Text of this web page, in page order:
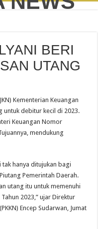
BERI
UTANG
Kementerian Keuangan
untuk debitur kecil di 2023.
Keuangan Nomor
mendukung
hanya ditujukan bagi
Pemerintah Daerah.
utang itu untuk memenuhi
2023,” ujar Direktur
Encep Sudarwan, Jumat